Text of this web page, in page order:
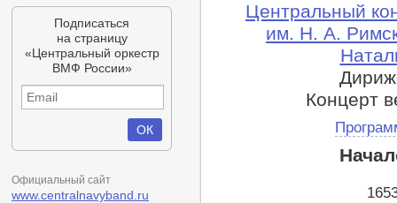
Подписаться
на страницу
«Центральный оркестр
ВМФ России»
Официальный сайт
www.centralnavyband.ru
Центральный
им. Н. А.
Концерт